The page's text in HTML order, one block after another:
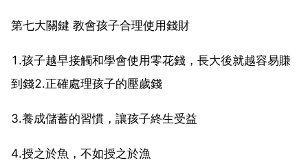
第七大關鍵 教會孩子合理使用錢財
1.孩子越早接觸和學會使用零花錢，長大後就越容易賺
到錢2.正確處理孩子的壓歲錢
3.養成儲蓄的習慣，讓孩子終生受益
4.授之於魚，不如授之於漁